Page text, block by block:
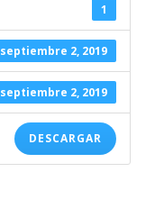
1
septiembre 2, 2019
septiembre 2, 2019
DESCARGAR